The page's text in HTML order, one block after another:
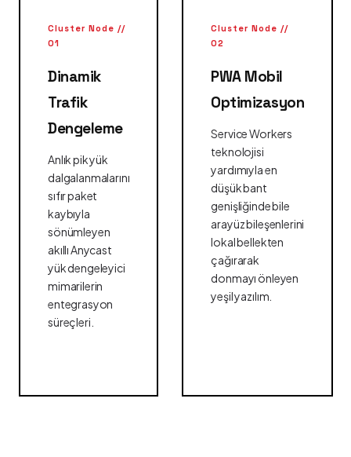
Cluster Node //
01
Dinamik
Trafik
Dengeleme
Anlık pik yük
dalgalanmalarını
sıfır paket
kaybıyla
sönümleyen
akıllı Anycast
yük dengeleyici
mimarilerin
entegrasyon
süreçleri.
Cluster Node //
02
PWA Mobil
Optimizasyon
Service Workers
teknolojisi
yardımıyla en
düşük bant
genişliğinde bile
arayüz bileşenlerini
lokal bellekten
çağırarak
donmayı önleyen
yeşil yazılım.